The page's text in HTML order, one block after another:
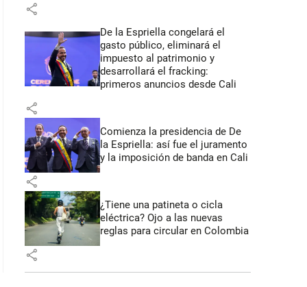
share
De la Espriella congelará el
gasto público, eliminará el
impuesto al patrimonio y
desarrollará el fracking:
primeros anuncios desde Cali
share
Comienza la presidencia de De
la Espriella: así fue el juramento
y la imposición de banda en Cali
share
¿Tiene una patineta o cicla
eléctrica? Ojo a las nuevas
reglas para circular en Colombia
share